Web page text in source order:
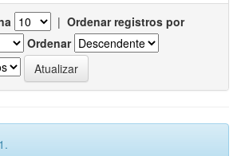
| Ordenar registros por
Ordenar